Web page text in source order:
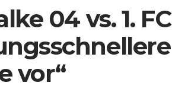
04 vs. 1. FC
vor“